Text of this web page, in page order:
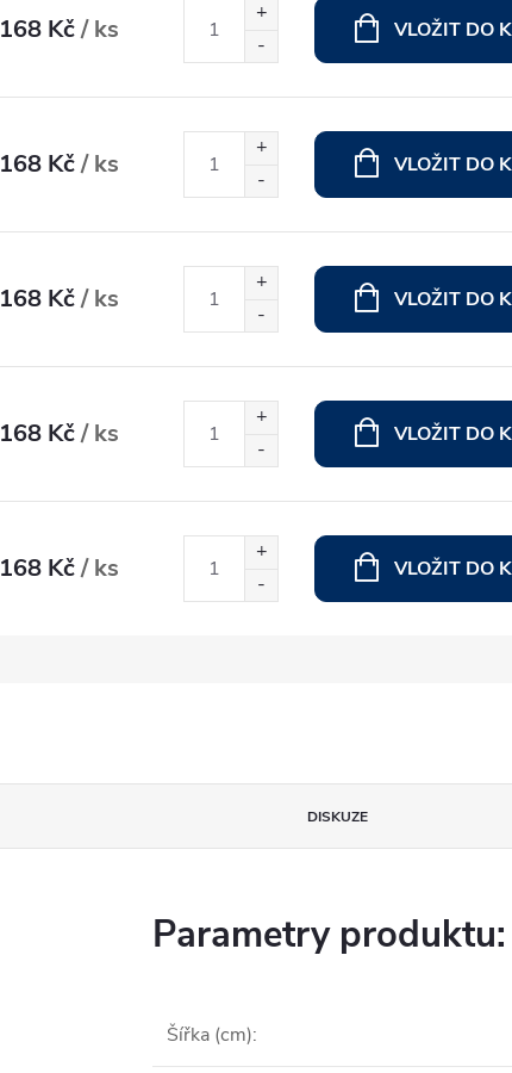
168 Kč/ ks VLOŽIT DO
168 Kč/ ks VLOŽIT DO
168 Kč/ ks VLOŽIT DO
168 Kč/ ks VLOŽIT DO
168 Kč/ ks VLOŽIT DO
DISKUZE
Parametry produktu:
Šířka (cm):